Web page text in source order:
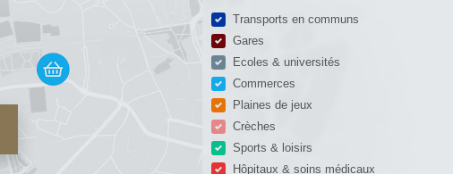
Transports en communs
Gares
Ecoles & universités
Commerces
Plaines de jeux
Crèches
Sports & loisirs
Hôpitaux & soins médicaux